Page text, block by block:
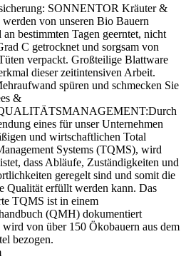
SONNENTOR Kräuter &
von unseren Bio Bauern
an bestimmten Tagen geerntet, nicht
C getrocknet und sorgsam von
verpackt. Großteilige Blattware
dieser zeitintensiven Arbeit.
spüren und schmecken Sie
&
eines für unser Unternehmen
und wirtschaftlichen Total
Systems (TQMS), wird
dass Abläufe, Zuständigkeiten und
geregelt sind und somit die
Qualität erfüllt werden kann. Das
TQMS ist in einem
(QMH) dokumentiert
von über 150 Ökobauern aus dem
bezogen.